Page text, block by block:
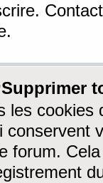
les cookies
conservent
forum.